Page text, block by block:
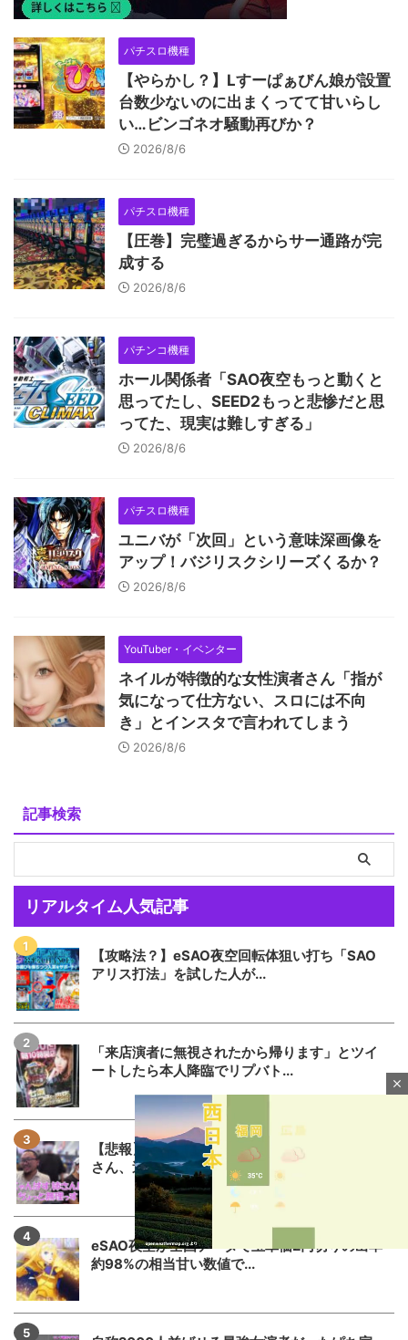
パチスロ機種
【やらかし？】Lすーぱぁびん娘が設置
台数少ないのに出まくってて甘いらし
い…ビンゴネオ騒動再びか？
2026/8/6
パチスロ機種
【圧巻】完璧過ぎるからサー通路が完
成する
2026/8/6
パチンコ機種
ホール関係者「SAO夜空もっと動くと
思ってたし、SEED2もっと悲惨だと思
ってた、現実は難しすぎる」
2026/8/6
パチスロ機種
ユニバが「次回」という意味深画像を
アップ！バジリスクシリーズくるか？
2026/8/6
YouTuber・イベンター
ネイルが特徴的な女性演者さん「指が
気になって仕方ない、スロには不向
き」とインスタで言われてしまう
2026/8/6
記事検索
リアルタイム人気記事
【攻略法？】eSAO夜空回転体狙い打ち「SAO
アリス打法」を試した人が...
「来店演者に無視されたから帰ります」とツイ
ートしたら本人降臨でリプバト...
【悲報】でちゃう！こしあんさんとにゃんぱす
さん、過去の揉め事から未だ雪...
eSAO夜空が全国データで玉単価2円切りの出率
約98%の相当甘い数値で...
close
u
t